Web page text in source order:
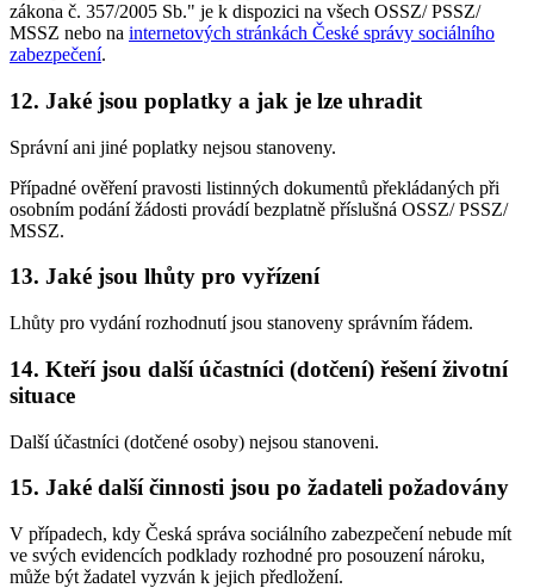
zákona č. 357/2005 Sb." je k dispozici na všech OSSZ/ PSSZ/
MSSZ nebo na internetových stránkách České správy sociálního
zabezpečení.
12. Jaké jsou poplatky a jak je lze uhradit
Správní ani jiné poplatky nejsou stanoveny.
Případné ověření pravosti listinných dokumentů překládaných při
osobním podání žádosti provádí bezplatně příslušná OSSZ/ PSSZ/
MSSZ.
13. Jaké jsou lhůty pro vyřízení
Lhůty pro vydání rozhodnutí jsou stanoveny správním řádem.
14. Kteří jsou další účastníci (dotčení) řešení životní
situace
Další účastníci (dotčené osoby) nejsou stanoveni.
15. Jaké další činnosti jsou po žadateli požadovány
V případech, kdy Česká správa sociálního zabezpečení nebude mít
ve svých evidencích podklady rozhodné pro posouzení nároku,
může být žadatel vyzván k jejich předložení.